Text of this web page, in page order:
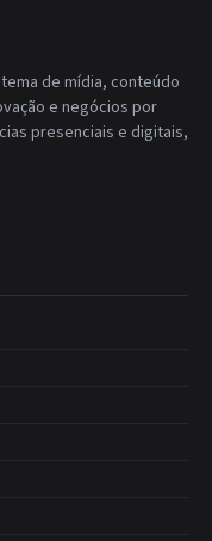
de mídia, conteúdo
e negócios por
presenciais e digitais,